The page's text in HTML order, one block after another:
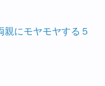
にモヤモヤする５